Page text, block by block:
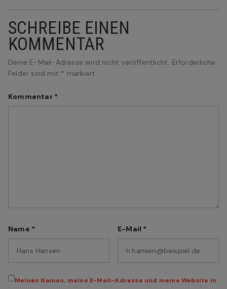
SCHREIBE EINEN
KOMMENTAR
Deine E-Mail-Adresse wird nicht veröffentlicht. Erforderliche
Felder sind mit * markiert
Kommentar *
Name * E-Mail *
Meinen Namen, meine E-Mail-Adresse und meine Website in